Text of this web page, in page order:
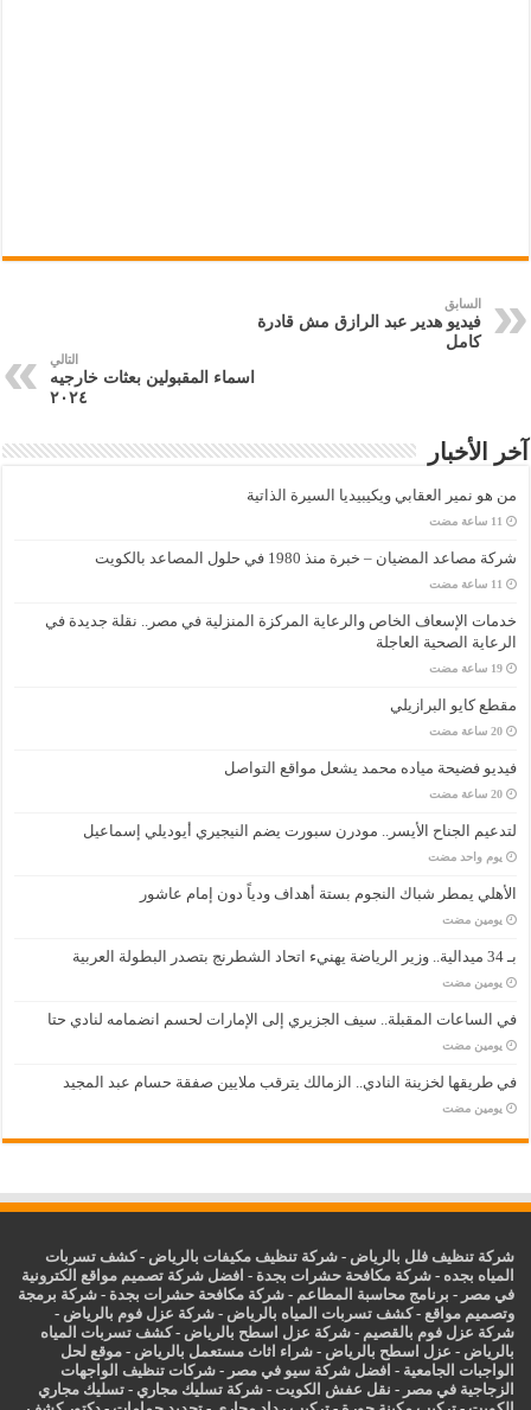
السابق
فيديو هدير عبد الرازق مش قادرة
كامل
التالي
اسماء المقبولين بعثات خارجيه
٢٠٢٤
آخر الأخبار
من هو نمير العقابي ويكيبيديا السيرة الذاتية
شركة مصاعد المضيان – خبرة منذ 1980 في حلول المصاعد بالكويت
خدمات الإسعاف الخاص والرعاية المركزة المنزلية في مصر.. نقلة جديدة في
الرعاية الصحية العاجلة
‏19 ساعة مضت
مقطع كايو البرازيلي
‏20 ساعة مضت
فيديو فضيحة مياده محمد يشعل مواقع التواصل
‏20 ساعة مضت
لتدعيم الجناح الأيسر.. مودرن سبورت يضم النيجيري أيوديلي إسماعيل
‏يوم واحد مضت
الأهلي يمطر شباك النجوم بستة أهداف ودياً دون إمام عاشور
‏يومين مضت
بـ 34 ميدالية.. وزير الرياضة يهنيء اتحاد الشطرنج بتصدر البطولة العربية
‏يومين مضت
في الساعات المقبلة.. سيف الجزيري إلى الإمارات لحسم انضمامه لنادي حتا
‏يومين مضت
في طريقها لخزينة النادي.. الزمالك يترقب ملايين صفقة حسام عبد المجيد
‏يومين مضت
شركة تنظيف فلل بالرياض -شركة تنظيف مكيفات بالرياض -كشف تسربات
المياه بجده -شركة مكافحة حشرات بجدة - افضل شركة تصميم مواقع الكترونية
في مصر - برنامج محاسبة المطاعم -شركة مكافحة حشرات بجدة -شركة برمجة
وتصميم مواقع -كشف تسربات المياه بالرياض -شركة عزل فوم بالرياض -
شركة عزل فوم بالقصيم -شركة عزل اسطح بالرياض -كشف تسربات المياه
بالرياض - عزل اسطح بالرياض -شراء اثاث مستعمل بالرياض - موقع لحل
الواجبات الجامعية - افضل شركة سيو في مصر -شركات تنظيف الواجهات
الزجاجية في مصر - نقل عفش الكويت -شركة تسليك مجاري -تسليك مجاري